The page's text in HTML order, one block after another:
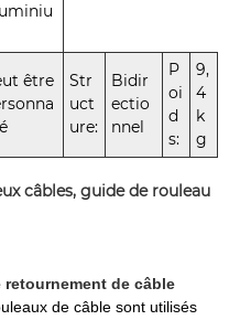
être
Str
uct
ure:
Bidir
ectio
nnel
P
oi
d
s:
9,
4
k
g
câbles, guide de rouleau
de câble
de câble sont utilisés